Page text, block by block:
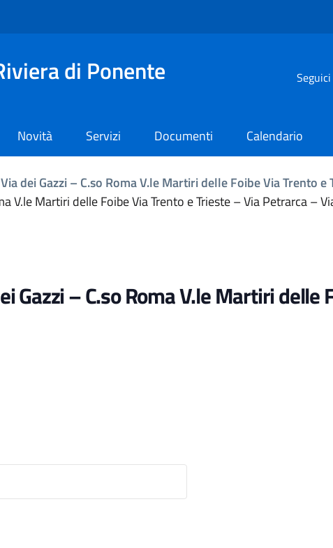
di Ponente
Novità Servizi Documenti Calendario
dei Gazzi – C.so Roma V.le Martiri delle Foibe Via Trento
V.le Martiri delle Foibe Via Trento e Trieste – Via Petrarca –
Gazzi – C.so Roma V.le Martiri delle